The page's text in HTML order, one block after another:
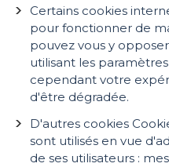
Certains cookies
pour fonctionner de
pouvez vous y
utilisant les
cependant votre
d'être dégradée.
D'autres cookies
sont utilisés en vue
de ses utilisateurs :